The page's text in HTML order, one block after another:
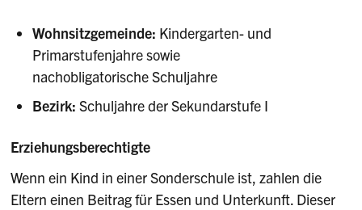
Wohnsitzgemeinde: Kindergarten- und
Primarstufenjahre sowie
nachobligatorische Schuljahre
Bezirk:Schuljahre der Sekundarstufe I
Erziehungsberechtigte
Wenn ein Kind in einer Sonderschule ist, zahlen die
Eltern einen Beitrag für Essen und Unterkunft. Dieser